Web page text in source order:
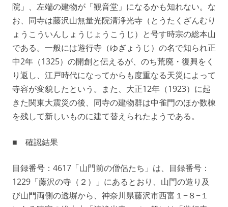
院」、左端の建物が「観音堂」になるかも知れない。な
お、同寺は藤沢山無量光院清浄光寺（とうたくざんむり
ょうこういんしょうじょうこうじ）と号す時宗の総本山
である。一般には遊行寺（ゆぎょうじ）の名で知られ正
中2年（1325）の開創と伝えるが、のち荒廃・復興をく
り返し、江戸時代になってからも度重なる天災によって
寺容が変貌したという。また、大正12年（1923）に起
きた関東大震災の後、同寺の建物群は中雀門のほか数棟
を残して新しいものに建て替えられたようである。
■ 確認結果
目録番号：4617「山門前の僧侶たち」は、目録番号：
1229「藤沢の寺（２）」にあるとおり、山門の造り及
び山門両側の透塀から、神奈川県藤沢市西富１−８−１